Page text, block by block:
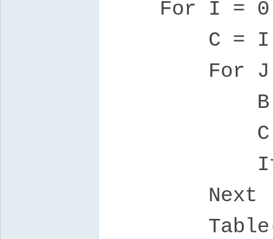
For I = 0
C = I
For J =
B = (C
C =
If B
Next